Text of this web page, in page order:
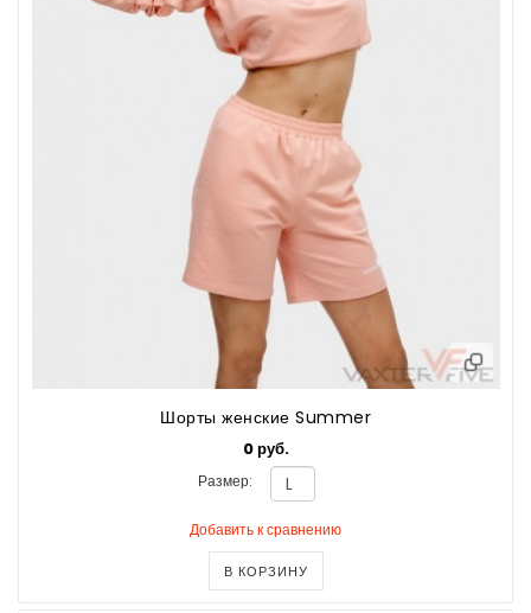
Шорты женские Summer
0 руб.
Размер:
Добавить к сравнению
В КОРЗИНУ